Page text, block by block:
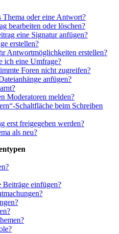
Thema oder eine Antwort?
bearbeiten oder löschen?
eine Signatur anfügen?
erstellen?
Antwortmöglichkeiten erstellen?
ich eine Umfrage?
Foren nicht zugreifen?
anfügen?
Moderatoren melden?
Schaltfläche beim Schreiben
erst freigegeben werden?
als neu?
einfügen?